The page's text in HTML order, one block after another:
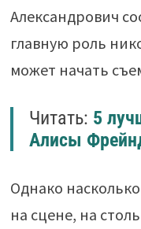
Александрович
главную роль
может начать
Читать: 5
Алисы
Однако
на сцене, на